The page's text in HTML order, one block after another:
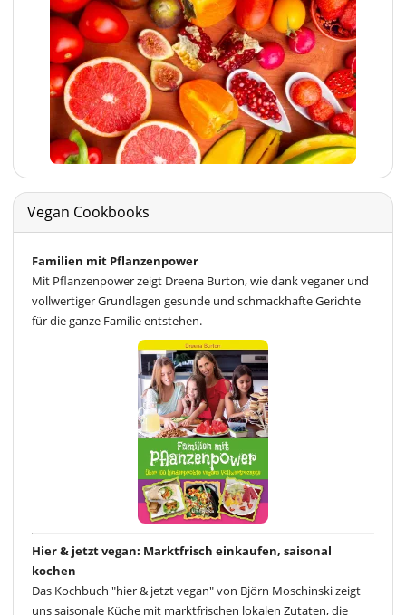
Vegan Cookbooks
Familien mit Pflanzenpower
Mit Pflanzenpower zeigt Dreena Burton, wie dank veganer und
vollwertiger Grundlagen gesunde und schmackhafte Gerichte
für die ganze Familie entstehen.
Hier & jetzt vegan: Marktfrisch einkaufen, saisonal
kochen
Das Kochbuch "hier & jetzt vegan" von Björn Moschinski zeigt
uns saisonale Küche mit marktfrischen lokalen Zutaten, die